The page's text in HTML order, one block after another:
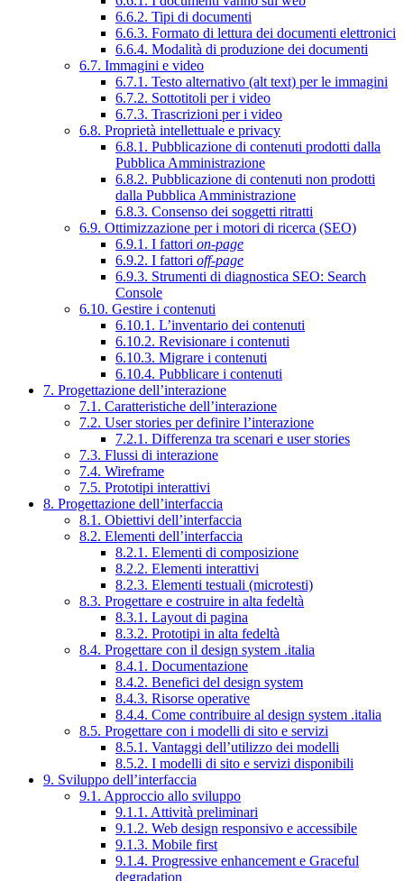
6.6.2. Tipi di documenti
6.6.3. Formato di lettura dei documenti elettronici
6.6.4. Modalità di produzione dei documenti
6.7. Immagini e video
6.7.1. Testo alternativo (alt text) per le immagini
6.7.2. Sottotitoli per i video
6.7.3. Trascrizioni per i video
6.8. Proprietà intellettuale e privacy
6.8.1. Pubblicazione di contenuti prodotti dalla
Pubblica Amministrazione
6.8.2. Pubblicazione di contenuti non prodotti
dalla Pubblica Amministrazione
6.8.3. Consenso dei soggetti ritratti
6.9. Ottimizzazione per i motori di ricerca (SEO)
6.9.1. I fattori on-page
6.9.2. I fattori off-page
6.9.3. Strumenti di diagnostica SEO: Search
Console
6.10. Gestire i contenuti
6.10.1. L’inventario dei contenuti
6.10.2. Revisionare i contenuti
6.10.3. Migrare i contenuti
6.10.4. Pubblicare i contenuti
7. Progettazione dell’interazione
7.1. Caratteristiche dell’interazione
7.2. User stories per definire l’interazione
7.2.1. Differenza tra scenari e user stories
7.3. Flussi di interazione
7.4. Wireframe
7.5. Prototipi interattivi
8. Progettazione dell’interfaccia
8.1. Obiettivi dell’interfaccia
8.2. Elementi dell’interfaccia
8.2.1. Elementi di composizione
8.2.2. Elementi interattivi
8.2.3. Elementi testuali (microtesti)
8.3. Progettare e costruire in alta fedeltà
8.3.1. Layout di pagina
8.3.2. Prototipi in alta fedeltà
8.4. Progettare con il design system .italia
8.4.1. Documentazione
8.4.2. Benefici del design system
8.4.3. Risorse operative
8.4.4. Come contribuire al design system .italia
8.5. Progettare con i modelli di sito e servizi
8.5.1. Vantaggi dell’utilizzo dei modelli
8.5.2. I modelli di sito e servizi disponibili
9. Sviluppo dell’interfaccia
9.1. Approccio allo sviluppo
9.1.1. Attività preliminari
9.1.2. Web design responsivo e accessibile
9.1.3. Mobile first
9.1.4. Progressive enhancement e Graceful
degradation